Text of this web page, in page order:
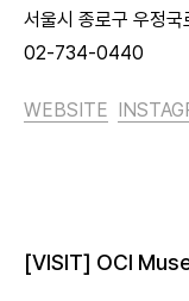
서울시 종로구 우정
02-734-0440
WEBSITE
[VISIT] OCI